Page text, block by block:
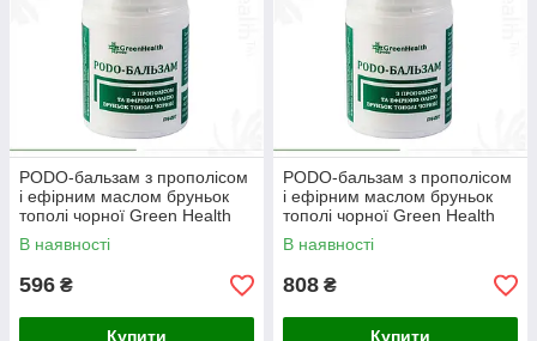
PODO-бальзам з прополісом
і ефірним маслом бруньок
тополі чорної Green Health
ПН-007, 30 мл
В наявності
596 ₴
Купити
PODO-бальзам з прополісом
і ефірним маслом бруньок
тополі чорної Green Health
ПН-007, 50 мл
В наявності
808 ₴
Купити